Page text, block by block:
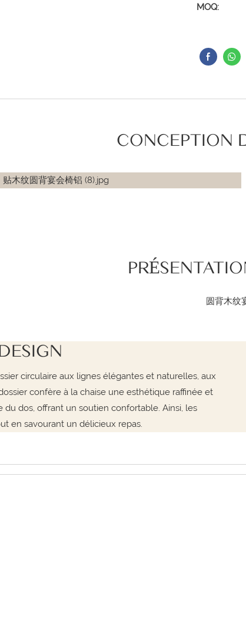
MOQ:
CONCEPTION
circulaire aux lignes élégantes et naturelles, aux
confère à la chaise une esthétique raffinée et
dos, offrant un soutien confortable. Ainsi, les
en savourant un délicieux repas.